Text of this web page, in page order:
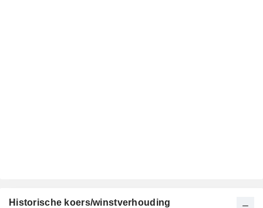
Historische koers/winstverhouding